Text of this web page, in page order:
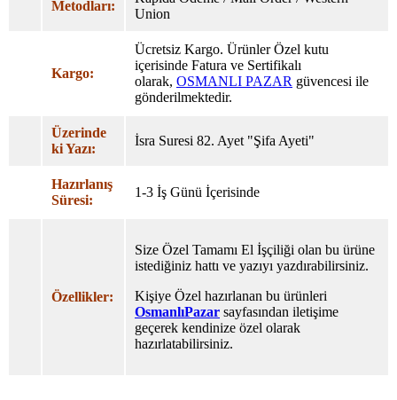
Metodları:
Union
Kargo:
Ücretsiz Kargo. Ürünler Özel kutu
içerisinde Fatura ve Sertifikalı
olarak, OSMANLI PAZAR güvencesi ile
gönderilmektedir.
Üzerinde
ki Yazı:
İsra Suresi 82. Ayet "Şifa Ayeti"
Hazırlanış
Süresi:
1-3 İş Günü İçerisinde
Özellikler:
Size Özel Tamamı El İşçiliği olan bu ürüne
istediğiniz hattı ve yazıyı yazdırabilirsiniz.
Kişiye Özel hazırlanan bu ürünleri
OsmanlıPazar sayfasından iletişime
geçerek kendinize özel olarak
hazırlatabilirsiniz.